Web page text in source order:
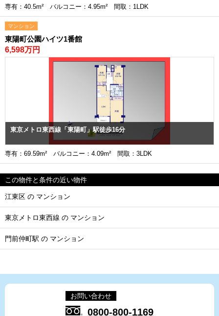
専有：40.5m² バルコニー：4.95m² 間取：1LDK
マンション
東陽町公園ハイツ1番館
6,598万円
東京メトロ東西線「東陽町」駅徒歩16分
専有：69.59m² バルコニー：4.09m² 間取：3LDK
この物件と条件の近い物件
江東区 の マンション
東京メトロ東西線 の マンション
門前仲町駅 の マンション
お問い合わせ
0800-800-1169